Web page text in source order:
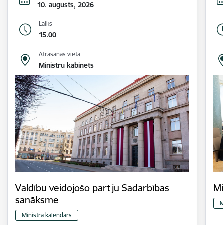
10. augusts, 2026
Laiks
15.00
Atrašanās vieta
Ministru kabinets
Valdību veidojošo partiju Sadarbības
sanāksme
Ministra kalendārs